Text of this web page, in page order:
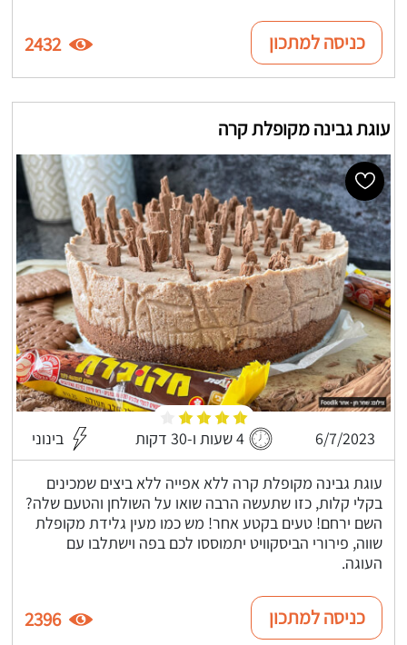
כניסה למתכון 2432
עוגת גבינה מקופלת קרה
6/7/2023 4 שעות ו-30 דקות בינוני
עוגת גבינה מקופלת קרה ללא אפייה ללא ביצים שמכינים
בקלי קלות, כזו שתעשה הרבה שואו על השולחן והטעם שלה?
השם ירחם! טעים בקטע אחר! מש כמו מעין גלידת מקופלת
שווה, פירורי הביסקוויט יתמוססו לכם בפה וישתלבו עם
העוגה.
כניסה למתכון 2396